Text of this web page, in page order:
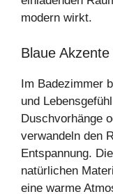
modern wirkt.
Blaue
Im Badezimmer
und
Duschvorhänge
verwandeln den
Entspannung.
natürlichen
eine warme